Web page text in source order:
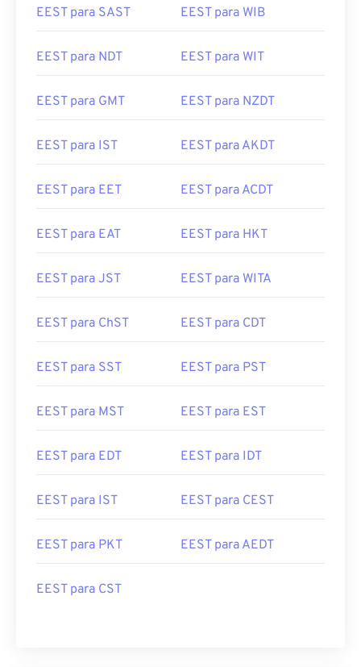
EEST para SAST EEST para WIB
EEST para NDT EEST para WIT
EEST para GMT EEST para NZDT
EEST para IST EEST para AKDT
EEST para EET EEST para ACDT
EEST para EAT EEST para HKT
EEST para JST EEST para WITA
EEST para ChST EEST para CDT
EEST para SST EEST para PST
EEST para MST EEST para EST
EEST para EDT EEST para IDT
EEST para IST EEST para CEST
EEST para PKT EEST para AEDT
EEST para CST